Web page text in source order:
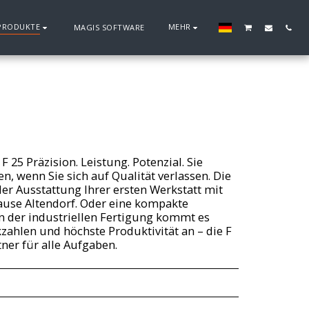
MAGIS SOFTWARE MEHR
25 Präzision. Leistung. Potenzial. Sie
wenn Sie sich auf Qualität verlassen. Die
Ausstattung Ihrer ersten Werkstatt mit
Altendorf. Oder eine kompakte
der industriellen Fertigung kommt es
und höchste Produktivität an – die F
für alle Aufgaben.